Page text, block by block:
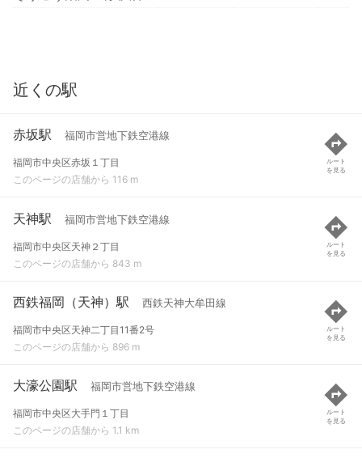
近くの駅
赤坂駅 福岡市営地下鉄空港線
福岡市中央区赤坂１丁目
このページの店舗から 116 m
ルート
を見る
天神駅 福岡市営地下鉄空港線
福岡市中央区天神２丁目
このページの店舗から 843 m
ルート
を見る
西鉄福岡（天神）駅 西鉄天神大牟田線
福岡市中央区天神二丁目11番2号
このページの店舗から 896 m
ルート
を見る
大濠公園駅 福岡市営地下鉄空港線
福岡市中央区大手門１丁目
このページの店舗から 1.1 km
ルート
を見る